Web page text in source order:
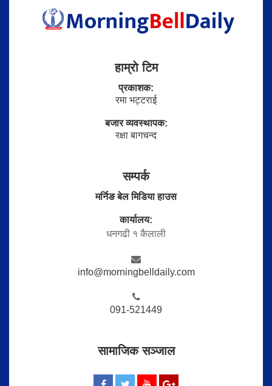
हाम्राे टिम
प्रकाशक:
रमा भट्टराई
बजार व्यवस्थापक:
रक्षा बागचन्द
सम्पर्क
मर्निङ बेल मिडिया हाउस
कार्यालय:
धनगढी १ कैलाली
info@morningbelldaily.com
091-521449
सामाजिक सञ्जाल